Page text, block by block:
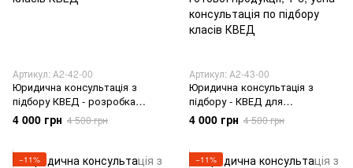
Артикул: А2-42-00
Юридична консультація з
підбору КВЕД - розробка
кар'єрів
4 000 грн 4 500 грн
Артикул: А2-43-00
Юридична консультація з
підбору - КВЕД для
виробництв сировини,
напівфабрикатів та/або
4 000 грн 4 500 грн
−11% −11%